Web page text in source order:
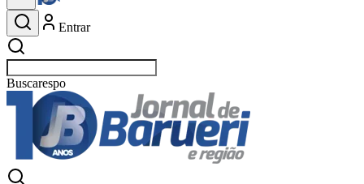
Entrar
Buscarnotí